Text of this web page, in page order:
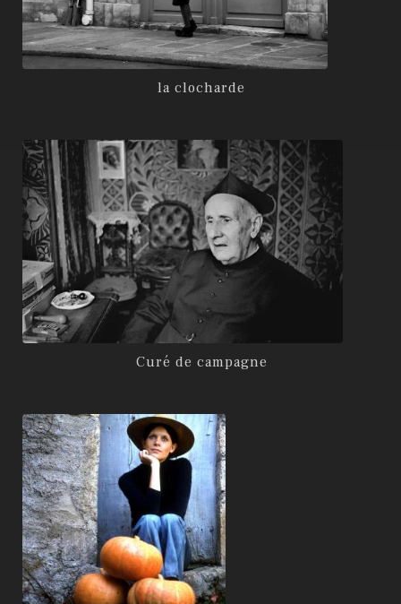
la clocharde
Curé de campagne